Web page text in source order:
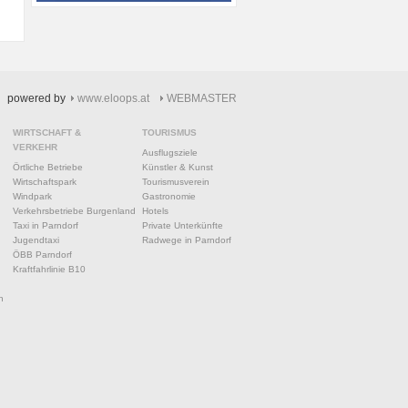
powered by www.eloops.at WEBMASTER
WIRTSCHAFT &
VERKEHR
Örtliche Betriebe
Wirtschaftspark
Windpark
Verkehrsbetriebe Burgenland
Taxi in Parndorf
Jugendtaxi
ÖBB Parndorf
Kraftfahrlinie B10
TOURISMUS
Ausflugsziele
Künstler & Kunst
Tourismusverein
Gastronomie
Hotels
Private Unterkünfte
Radwege in Parndorf